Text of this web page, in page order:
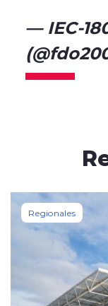
— IEC-
Regionales